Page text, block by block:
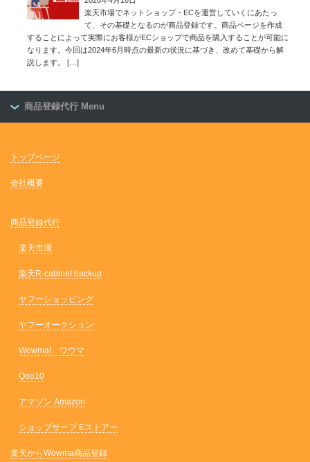
楽天市場でネットショップ・ECを運営していくにあたっ
て、その基礎となるのが商品登録です。商品ページを作成
することによって実際にお客様がECショップで商品を購入することが可能に
なります。今回は2024年6月時点の最新の状況に基づき、改めて基礎から解
説します。
[…]
商品登録代行 Menu
トップページ
会社概要
商品登録代行
楽天市場
楽天R-cabinet backup
ヤフーショッピング
ヤフーオークション
Wowma! ワウマ
Qoo10
アマゾン Amazon
ショップサーブ Eストアー
楽天からWowma商品登録